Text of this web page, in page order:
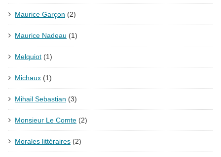
Maurice Garçon (2)
Maurice Nadeau (1)
Melquiot (1)
Michaux (1)
Mihail Sebastian (3)
Monsieur Le Comte (2)
Morales littéraires (2)